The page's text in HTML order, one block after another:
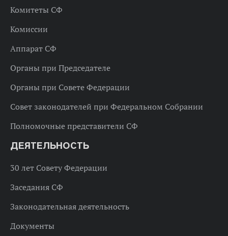
Комитеты СФ
Комиссии
Аппарат СФ
Органы при Председателе
Органы при Совете Федерации
Совет законодателей при Федеральном Собрании
Полномочные представители СФ
ДЕЯТЕЛЬНОСТЬ
30 лет Совету Федерации
Заседания СФ
Законодательная деятельность
Документы